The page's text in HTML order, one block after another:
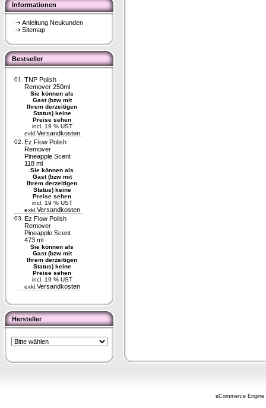
Informationen
Anleitung Neukunden
Sitemap
Bestseller
01.
TNP Polish
Remover 250ml
Sie können als
Gast (bzw mit
Ihrem derzeitigen
Status) keine
Preise sehen
incl. 19 % UST
exkl. Versandkosten
02. Ez Flow Polish
Remover
Pineapple Scent
118 ml
Sie können als
Gast (bzw mit
Ihrem derzeitigen
Status) keine
Preise sehen
incl. 19 % UST
exkl. Versandkosten
03. Ez Flow Polish
Remover
Pineapple Scent
473 ml
Sie können als
Gast (bzw mit
Ihrem derzeitigen
Status) keine
Preise sehen
incl. 19 % UST
exkl. Versandkosten
Hersteller
eCommerce